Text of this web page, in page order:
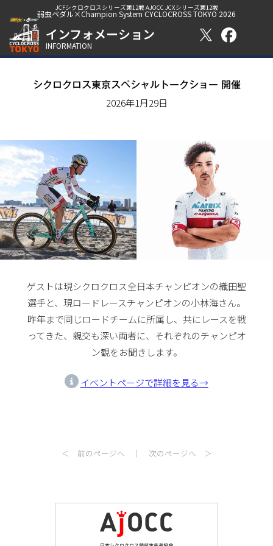
JCFシクロクロスシリーズ第12戦 AJOCC JCXシリーズ第12戦
弱虫ペダル×Champion System CYCLOCROSS TOKYO 2026
インフォメーション
INFORMATION
シクロクロス東京スペシャルトークショー 開催
2026年1月29日
ゲストは現シクロクロス全日本チャンピオンの織田聖
選手と、現ロードレースチャンピオンの小林海さん。
昨年まで同じロードチームに所属し、共にレースを戦
ってきた、親交も深い両者に、それぞれのチャンピオ
ン観をお聞きします。
イベントページで詳細を見る→
＜ 前のページへ ｜ 次のページへ ＞